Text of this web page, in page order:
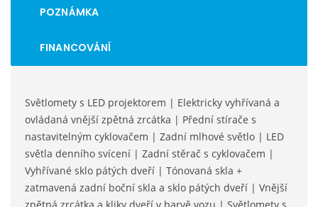
POZNÁMKA
FINANCOVÁNÍ
Světlomety s LED projektorem | Elektricky vyhřívaná a
ovládaná vnější zpětná zrcátka | Přední stírače s
nastavitelným cyklovačem | Zadní mlhové světlo | LED
světla denního svícení | Zadní stěrač s cyklovačem |
Vyhřívané sklo pátých dveří | Tónovaná skla +
zatmavená zadní boční skla a sklo pátých dveří | Vnější